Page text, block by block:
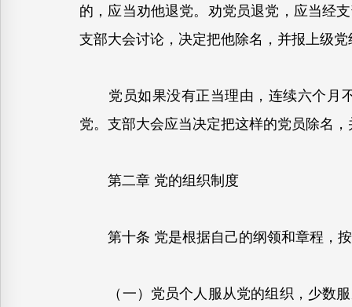
的，应当劝他退党。劝党员退党，应当经
支部大会讨论，决定把他除名，并报上级
党员如果没有正当理由，连续六个月不
党。支部大会应当决定把这样的党员除名
第二章 党的组织制度
第十条 党是根据自己的纲领和章程，按
（一）党员个人服从党的组织，少数服